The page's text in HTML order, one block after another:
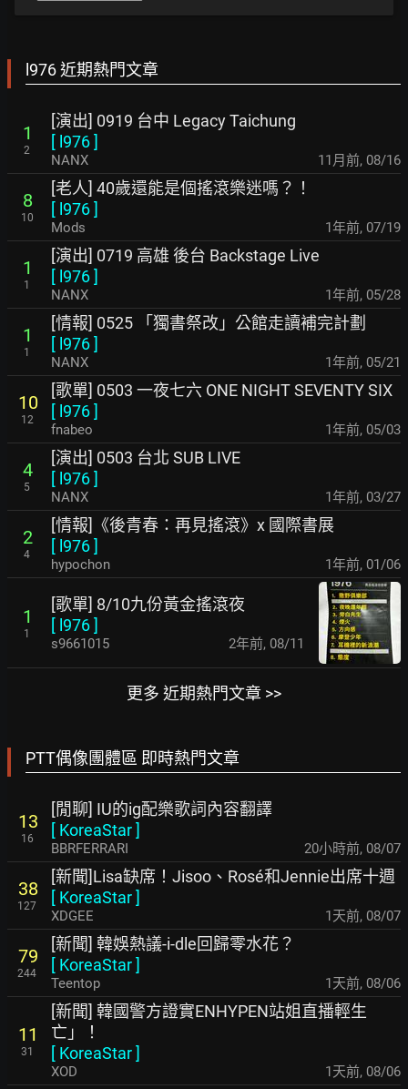
l976 近期熱門文章
1
2
[演出] 0919 台中 Legacy Taichung
[ l976]
NANX 11月前, 08/16
8
10
[老人] 40歲還能是個搖滾樂迷嗎？！
[ l976]
Mods 1年前, 07/19
1
1
[演出] 0719 高雄 後台 Backstage Live
[ l976]
NANX 1年前, 05/28
1
1
[情報] 0525 「獨書祭改」公館走讀補完計劃
[ l976]
NANX 1年前, 05/21
10
12
[歌單] 0503 一夜七六 ONE NIGHT SEVENTY SIX
[ l976]
fnabeo 1年前, 05/03
4
5
[演出] 0503 台北 SUB LIVE
[ l976]
NANX 1年前, 03/27
2
4
[情報]《後青春：再見搖滾》x 國際書展
[ l976]
hypochon 1年前, 01/06
1
1
[歌單] 8/10九份黃金搖滾夜
[ l976]
s9661015 2年前, 08/11
更多 近期熱門文章 >>
PTT偶像團體區 即時熱門文章
13
16
[閒聊] IU的ig配樂歌詞內容翻譯
[ KoreaStar]
BBRFERRARI 20小時前, 08/07
38
127
[新聞]Lisa缺席！Jisoo、Rosé和Jennie出席十週
[ KoreaStar]
XDGEE 1天前, 08/07
79
244
[新聞] 韓娛熱議-i-dle回歸零水花？
[ KoreaStar]
Teentop 1天前, 08/06
11
31
[新聞] 韓國警方證實ENHYPEN站姐直播輕生
亡」！
[ KoreaStar]
XOD 1天前, 08/06